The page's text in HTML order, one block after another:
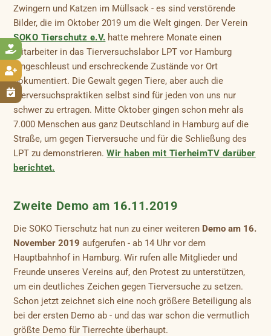



Zwingern und Katzen im Müllsack - es sind verstörende
Bilder, die im Oktober 2019 um die Welt gingen. Der Verein
SOKO Tierschutz e.V. hatte mehrere Monate einen
Mitarbeiter in das Tierversuchslabor LPT vor Hamburg
eingeschleust und erschreckende Zustände vor Ort
dokumentiert. Die Gewalt gegen Tiere, aber auch die
Tierversuchspraktiken selbst sind für jeden von uns nur
schwer zu ertragen. Mitte Oktober gingen schon mehr als
7.000 Menschen aus ganz Deutschland in Hamburg auf die
Straße, um gegen Tierversuche und für die Schließung des
LPT zu demonstrieren.Wir haben mit TierheimTV darüber
berichtet.
Zweite Demo am 16.11.2019
Die SOKO Tierschutz hat nun zu einer weiteren Demo am 16.
November 2019 aufgerufen - ab 14 Uhr vor dem
Hauptbahnhof in Hamburg. Wir rufen alle Mitglieder und
Freunde unseres Vereins auf, den Protest zu unterstützen,
um ein deutliches Zeichen gegen Tierversuche zu setzen.
Schon jetzt zeichnet sich eine noch größere Beteiligung als
bei der ersten Demo ab - und das war schon die vermutlich
größte Demo für Tierrechte überhaupt.